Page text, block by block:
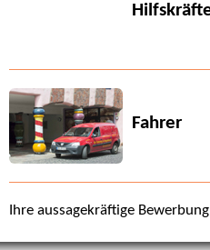
Fahrer
Ihre aussagekräftige